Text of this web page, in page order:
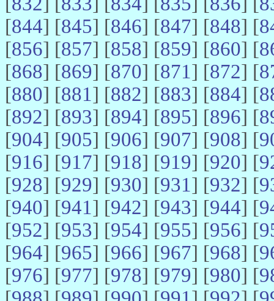
[844] [845] [846] [847] [848] [
[856] [857] [858] [859] [860] [
[868] [869] [870] [871] [872] [
[880] [881] [882] [883] [884] [
[892] [893] [894] [895] [896] [
[904] [905] [906] [907] [908] [
[916] [917] [918] [919] [920] [
[928] [929] [930] [931] [932] [
[940] [941] [942] [943] [944] [
[952] [953] [954] [955] [956] [
[964] [965] [966] [967] [968] [
[976] [977] [978] [979] [980] [